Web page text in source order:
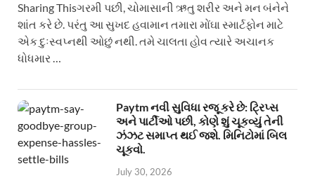
Sharing Thisગરમી પછી, ચોમાસાની ઋતુ શરીર અને મન બંનેને
શાંત કરે છે. પરંતુ આ સુખદ હવામાન તમારા મોંઘા સ્માર્ટફોન માટે
એક દુઃસ્વપ્નથી ઓછું નથી. તમે ચાલતા હોવ ત્યારે અચાનક
ધોધમાર …
Paytm નવી સુવિધા રજૂ કરે છે: ટ્રિપ્સ
અને પાર્ટીઓ પછી, કોણે શું ચૂકવ્યું તેની
ઝંઝટ સમાપ્ત થઈ જશે. મિનિટોમાં બિલ
ચૂકવો.
July 30, 2026